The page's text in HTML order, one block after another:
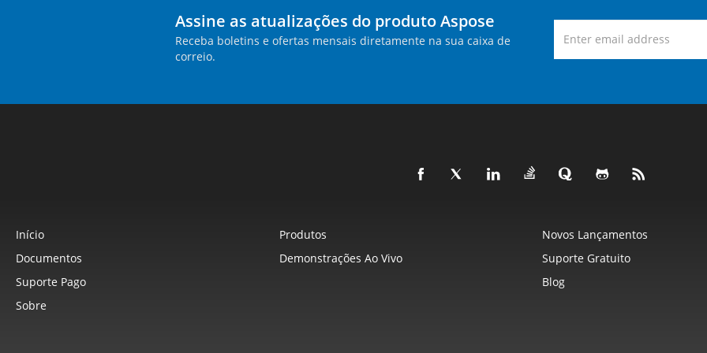
Assine as atualizações do produto Aspose
Receba boletins e ofertas mensais diretamente na sua caixa de
correio.
Início Produtos Novos Lançamentos
Documentos
Demonstrações Ao Vivo Suporte Gratuito
Suporte Pago
Blog
Sobre